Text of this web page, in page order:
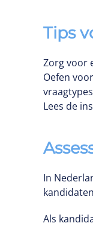
Tips
Zorg voor
Oefen
Lees de
In
Als